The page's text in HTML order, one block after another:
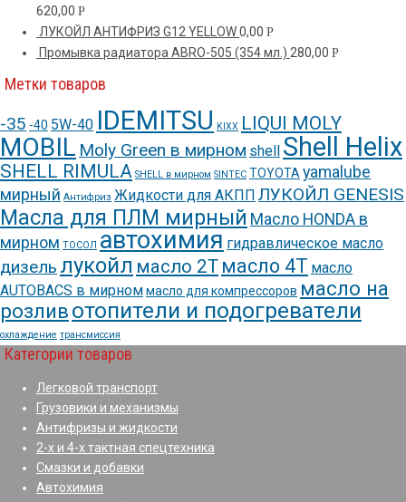
620,00 Р
ЛУКОЙЛ АНТИФРИЗ G12 YELLOW0,00 Р
Промывка радиатора ABRO-505 (354 мл.) 280,00 Р
Метки товаров
-35 -40 5W-40 IDEMITSU KIXX LIQUI MOLY
MOBIL Moly Green в мирном shell Shell Helix
SHELL RIMULA SHELL в мирном SINTEC TOYOTA yamalube
мирный Антифриз Жидкости для АКПП ЛУКОЙЛ GENESIS
Масла для ПЛМ мирный Масло HONDA в
мирном ТОСОЛ автохимия гидравлическое масло
дизель лукойл масло 2Т масло 4Т масло
AUTOBACS в мирноммасло для компрессоров масло на
розливотопители и подогреватели
охлаждение трансмиссия
Категории товаров
Легковой транспорт
Грузовики и механизмы
Антифризы и жидкости
2-х и 4-х тактная спецтехника
Смазки и добавки
Автохимия